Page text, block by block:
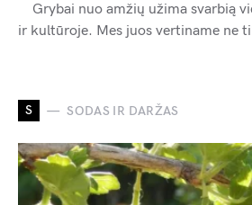
Grybai nuo amžių užima svarbią
ir kultūroje. Mes juos vertiname ne
S SODAS IR DARŽAS